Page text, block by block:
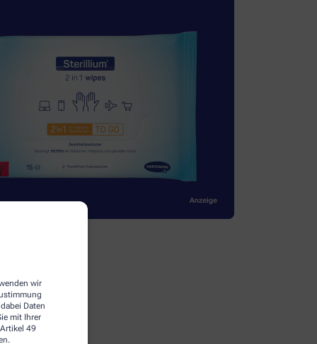
wir
Daten
mit Ihrer
49